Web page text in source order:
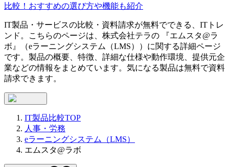
比較！おすすめの選び方や機能も紹介
IT製品・サービスの比較・資料請求が無料でできる、ITトレ
ンド。こちらのページは、 株式会社テラの 『エムスタ@ラ
ボ 』（eラーニングシステム（LMS）
）に関する詳細ページ
です。製品の概要、特徴、詳細な仕様や動作環境、提供元企
業などの情報をまとめています。気になる製品は無料で資料
請求できます。
IT製品比較TOP
人事・労務
eラーニングシステム（LMS）
エムスタ@ラボ